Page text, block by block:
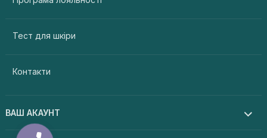
Тест для шкіри
Контакти
ВАШ АКАУНТ